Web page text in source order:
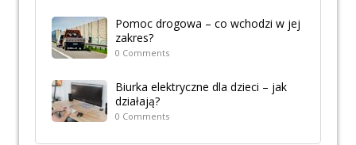
Pomoc drogowa – co wchodzi w jej
zakres?
0 Comments
Biurka elektryczne dla dzieci – jak
działają?
0 Comments